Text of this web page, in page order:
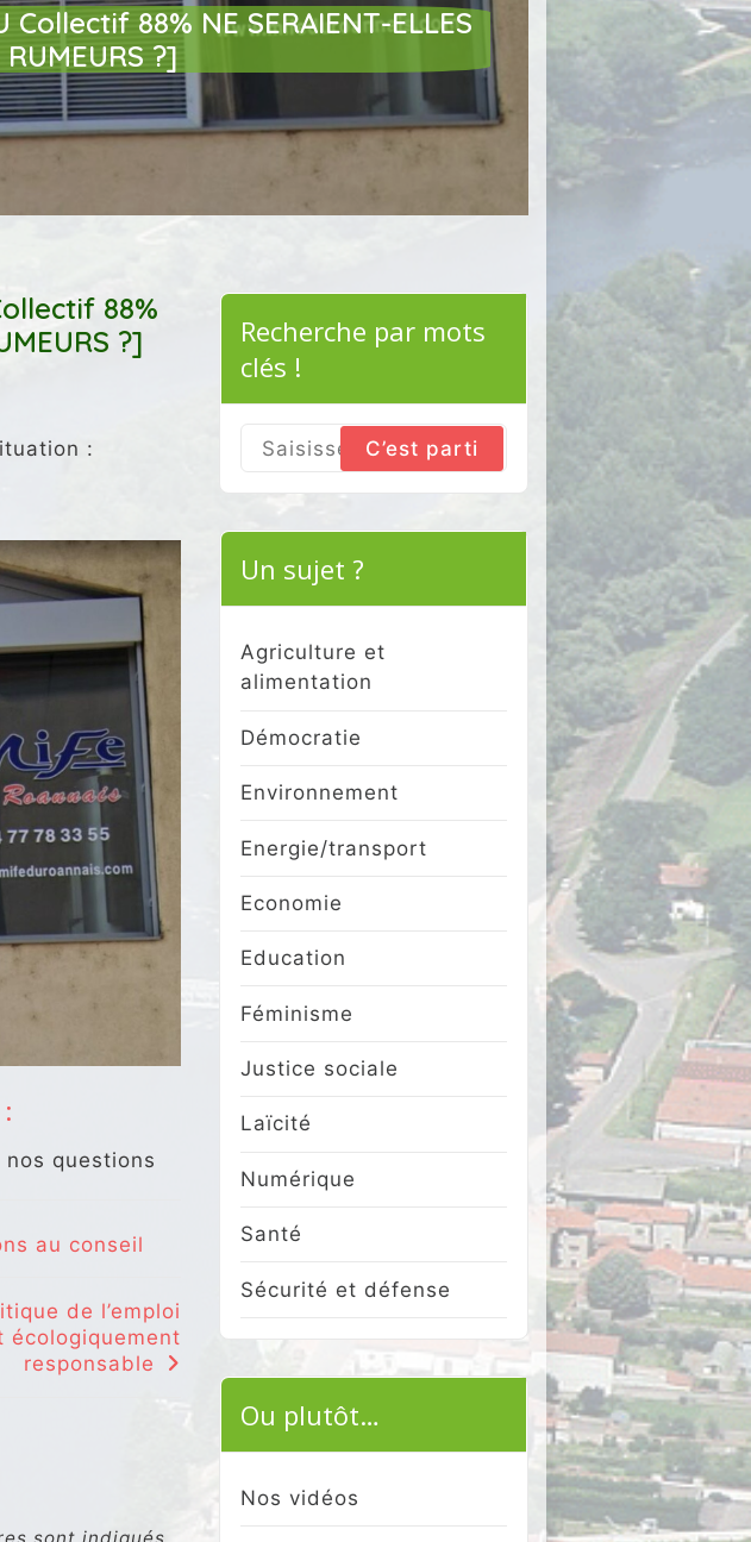
Collectif 88% NE SERAIENT-ELLES
?]
88%
?]
:
questions
au conseil
de l’emploi
écologiquement
responsable
sont indiqués
Recherche par mots
clés !
Search
Un sujet ?
Agriculture et
alimentation
Démocratie
Environnement
Energie/transport
Economie
Education
Féminisme
Justice sociale
Laïcité
Numérique
Santé
Sécurité et défense
Ou plutôt…
Nos vidéos